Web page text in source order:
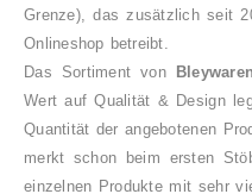
Grenze), das zusätzlich seit
Onlineshop betreibt.
Das Sortiment von
Wert auf Qualität & Design
Quantität der angebotenen
merkt schon beim ersten
einzelnen Produkte mit sehr